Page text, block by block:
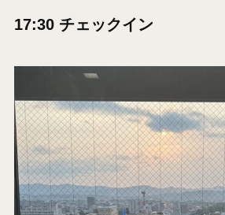
17:30 チェックイン